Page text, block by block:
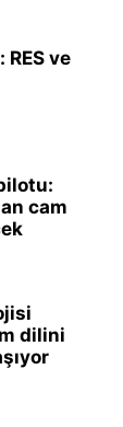
ve
cam
dilini